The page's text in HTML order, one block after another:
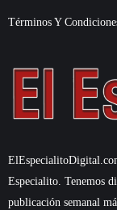
Términos Y
Especialito. Tenemos
publicación semanal